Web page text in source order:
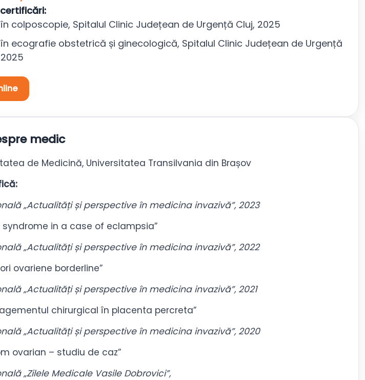
colposcopie, Spitalul Clinic Județean de Urgență Cluj, 2025
ecografie obstetrică și ginecologică, Spitalul Clinic Județean de Urgență
medic
de Medicină, Universitatea Transilvania din Brașov
„Actualități și perspective în medicina invazivă”, 2023
syndrome in a case of eclampsia”
„Actualități și perspective în medicina invazivă”, 2022
ovariene borderline”
„Actualități și perspective în medicina invazivă”, 2021
chirurgical în placenta percreta”
„Actualități și perspective în medicina invazivă”, 2020
ovarian – studiu de caz”
„Zilele Medicale Vasile Dobrovici”,